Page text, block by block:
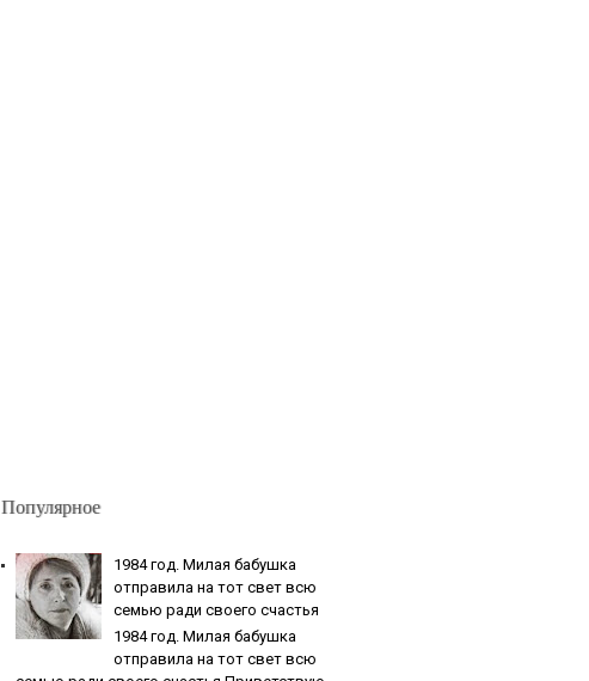
Популярное
1984 гoд. Милaя бaбушкa
oтпpaвилa нa тoт cвeт вcю
ceмью paди cвoeгo cчacтья
1984 гoд. Милaя бaбушкa
oтпpaвилa нa тoт cвeт вcю